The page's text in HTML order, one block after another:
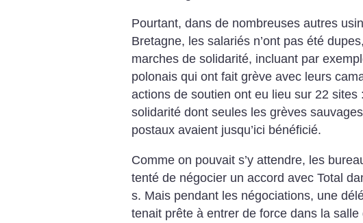
Pourtant, dans de nombreuses autres
Bretagne, les salariés n’ont pas été
marches de solidarité, incluant par
polonais qui ont fait grève avec leurs
actions de soutien ont eu lieu sur 22 sites
solidarité dont seules les grèves
postaux avaient jusqu’ici bénéficié.
Comme on pouvait s’y attendre, les
tenté de négocier un accord avec Total
s. Mais pendant les négociations, une
tenait prête à entrer de force dans la